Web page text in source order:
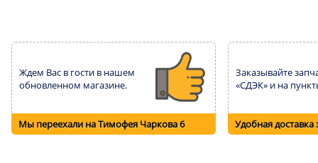
Ждем Вас в гости в нашем
обновленном магазине.
Мы переехали на Тимофея Чаркова 6
Заказывайте
«СДЭК» и на
Удобная доставка